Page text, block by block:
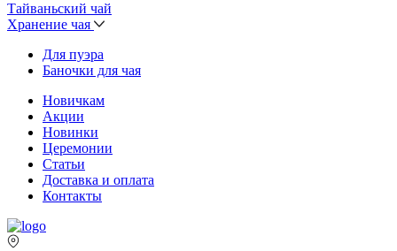
Тайваньский чай
Хранение чая
Для пуэра
Баночки для чая
Новичкам
Акции
Новинки
Церемонии
Статьи
Доставка и оплата
Контакты